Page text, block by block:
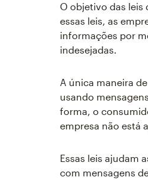
O objetivo das leis
essas leis, as
informações por
indesejadas.
A única maneira
usando
forma, o
empresa não está
Essas leis ajudam
com mensagens